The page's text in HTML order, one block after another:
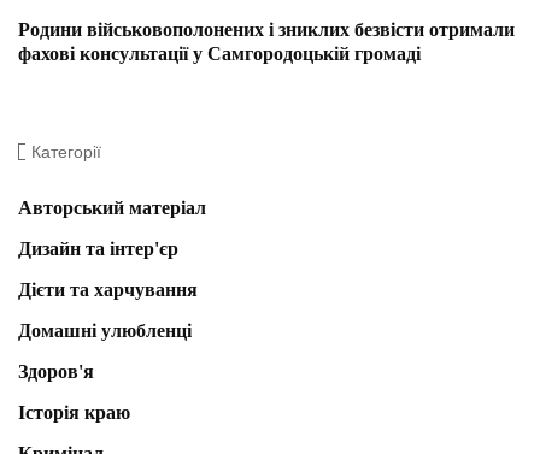
Родини військовополонених і зниклих безвісти отримали
фахові консультації у Самгородоцькій громаді
Категорії
Авторський матеріал
Дизайн та інтер'єр
Дієти та харчування
Домашні улюбленці
Здоров'я
Історія краю